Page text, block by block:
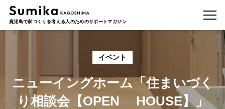
鹿児島で家づくりを考える人のためのサポートマガジン
イベント
ニューイングホーム「住まいづく
り相談会【OPEN HOUSE】」